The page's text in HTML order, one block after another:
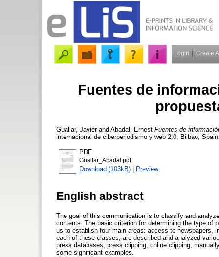
Login Create
Fuentes de
Guallar, Javierand Abadal, Ernest Fuentes de
internacional de ciberperiodismo y web 2.0, Bilbao,
PDF
Guallar_Abadal.pdf
Download (103kB) | Preview
English abstract
The goal of this communication is to classify and
contents. The basic criterion for determining the type of
us to establish four main areas: access to newspapers,
each of these classes, are described and analyzed
press databases, press clipping, online clipping,
some significant examples.